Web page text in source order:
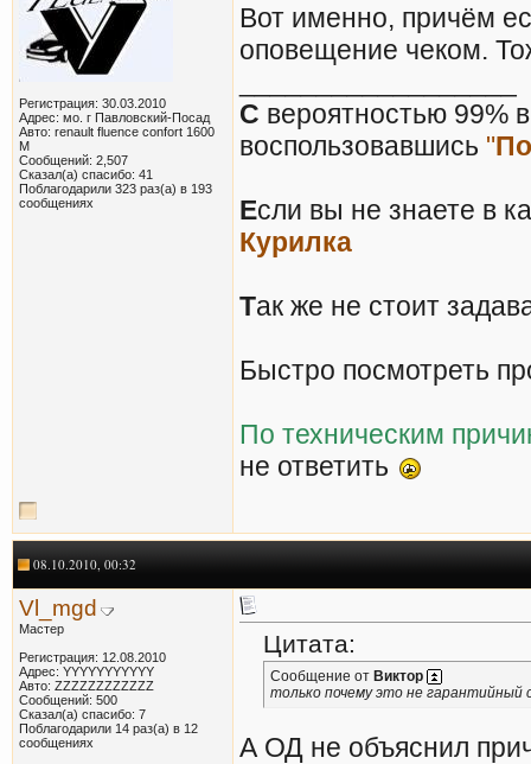
Регистрация: 30.03.2010
Адрес: мо. г Павловский-Посад
Авто: renault fluence confort 1600
М
Сообщений: 2,507
Сказал(а) спасибо: 41
Поблагодарили 323 раз(а) в 193
сообщениях
Вот именно, причём
оповещение чеком.
С вероятностью 99%
воспользовавшись "
Если вы не знаете в
Курилка
Так же не стоит
Быстро посмотреть
По техническим
не ответить
08.10.2010, 00:32
Vl_mgd
Мастер
Регистрация: 12.08.2010
Адрес: YYYYYYYYYYY
Авто: ZZZZZZZZZZZZ
Сообщений: 500
Сказал(а) спасибо: 7
Поблагодарили 14 раз(а) в 12
сообщениях
Цитата:
Сообщение от Виктор
только почему это не гарантийный
А ОД не объяснил